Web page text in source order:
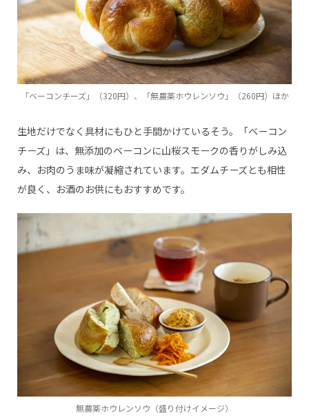
「ベーコンチーズ」（320円）、「無農薬ホウレンソウ」（260円）ほか
生地だけでなく具材にもひと手間かけているそう。「ベーコン
チーズ」は、無添加のベーコンに山桜スモークの香りがしみ込
み、お肉のうま味が凝縮されています。エダムチーズとも相性
が良く、お酒のお供にもおすすめです。
無農薬ホウレンソウ（盛り付けイメージ）